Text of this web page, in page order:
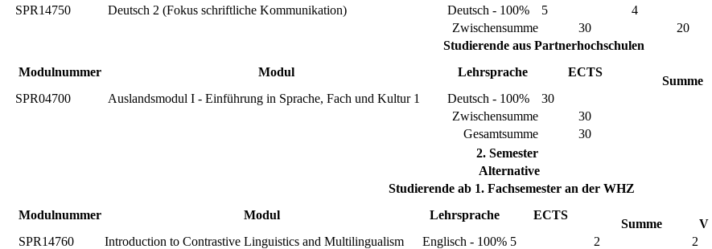
SPR14750
Deutsch 2 (Fokus schriftliche Kommunikation) Deutsch - 100% 5 4
Zwischensumme
30 20
Studierende aus Partnerhochschulen
Modulnummer
Modul Lehrsprache ECTS
Summe
SPR04700
Auslandsmodul I - Einführung in Sprache, Fach und Kultur 1 Deutsch - 100%
30
Zwischensumme
30
Gesamtsumme
30
2. Semester
Alternative
Studierende ab 1. Fachsemester an der WHZ
Modulnummer
Modul Lehrsprache ECTS
Summe V
SPR14760
Introduction to Contrastive Linguistics and Multilingualism Englisch - 100% 5 2
2